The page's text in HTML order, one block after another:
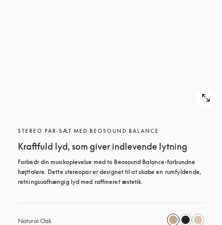
STEREO PAR-SÆT MED BEOSOUND BALANCE
Kraftfuld lyd, som giver indlevende lytning
Forbedr din musikoplevelse med to Beosound Balance-forbundne
højttalere. Dette stereopar er designet til at skabe en rumfyldende,
retningsuafhængig lyd med raffineret æstetik.
Natural Oak